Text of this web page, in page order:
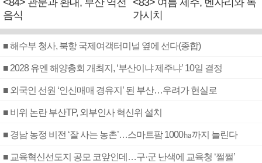
<84> 관문과 환대, 부산 역전
음식
<83> 여름 제주, 벤자리와 독
가시치
■ 해수부 청사, 북항 국제여객터미널 옆에 선다(종합)
■ 2028 유엔 해양총회 개최지, ‘부산이냐 제주냐’ 10일 결정
■ 외국인 선원 ‘인신매매 경유지’ 된 부산…우려가 현실로
■ 비위 논란 부산TP, 외부인사 혁신위 설치
■ 경남 농정 비전 ‘잘 사는 농촌’…스마트팜 1000㏊까지 늘린다
■ 교육혁신선도지 공모 코앞인데…구·군 난색에 교육청 ‘쩔쩔’